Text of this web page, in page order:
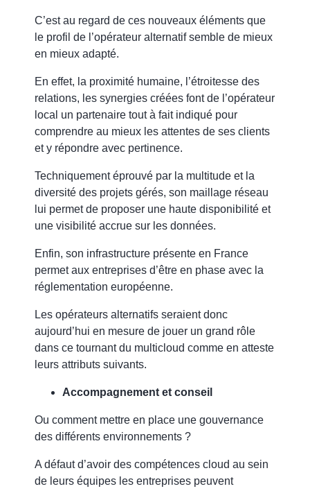
C’est au regard de ces nouveaux éléments que
le profil de l’opérateur alternatif semble de mieux
en mieux adapté.
En effet, la proximité humaine, l’étroitesse des
relations, les synergies créées font de l’opérateur
local un partenaire tout à fait indiqué pour
comprendre au mieux les attentes de ses clients
et y répondre avec pertinence.
Techniquement éprouvé par la multitude et la
diversité des projets gérés, son maillage réseau
lui permet de proposer une haute disponibilité et
une visibilité accrue sur les données.
Enfin, son infrastructure présente en France
permet aux entreprises d’être en phase avec la
réglementation européenne.
Les opérateurs alternatifs seraient donc
aujourd’hui en mesure de jouer un grand rôle
dans ce tournant du multicloud comme en atteste
leurs attributs suivants.
Accompagnement et conseil
Ou comment mettre en place une gouvernance
des différents environnements ?
A défaut d’avoir des compétences cloud au sein
de leurs équipes les entreprises peuvent